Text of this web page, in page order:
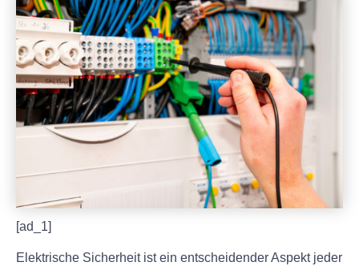
[ad_1]
Elektrische Sicherheit ist ein entscheidender Aspekt jeder